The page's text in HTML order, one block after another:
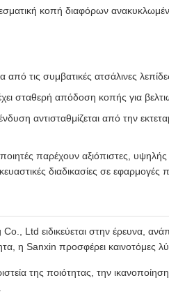
κοπή διαφόρων
από τις συμβατικές ατσάλινες
σταθερή απόδοση κοπής για
αντισταθμίζεται από την
παρέχουν αξιόπιστες,
διαδικασίες σε
Ltd ειδικεύεται στην έρευνα,
η Sanxin προσφέρει καινοτόμες
της ποιότητας, την